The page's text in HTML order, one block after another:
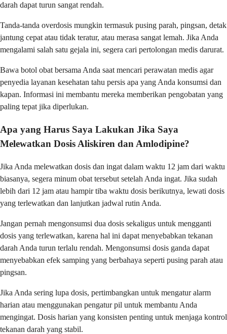
darah dapat turun sangat rendah.
Tanda-tanda overdosis mungkin termasuk pusing parah, pingsan, detak
jantung cepat atau tidak teratur, atau merasa sangat lemah. Jika Anda
mengalami salah satu gejala ini, segera cari pertolongan medis darurat.
Bawa botol obat bersama Anda saat mencari perawatan medis agar
penyedia layanan kesehatan tahu persis apa yang Anda konsumsi dan
kapan. Informasi ini membantu mereka memberikan pengobatan yang
paling tepat jika diperlukan.
Apa yang Harus Saya Lakukan Jika Saya
Melewatkan Dosis Aliskiren dan Amlodipine?
Jika Anda melewatkan dosis dan ingat dalam waktu 12 jam dari waktu
biasanya, segera minum obat tersebut setelah Anda ingat. Jika sudah
lebih dari 12 jam atau hampir tiba waktu dosis berikutnya, lewati dosis
yang terlewatkan dan lanjutkan jadwal rutin Anda.
Jangan pernah mengonsumsi dua dosis sekaligus untuk mengganti
dosis yang terlewatkan, karena hal ini dapat menyebabkan tekanan
darah Anda turun terlalu rendah. Mengonsumsi dosis ganda dapat
menyebabkan efek samping yang berbahaya seperti pusing parah atau
pingsan.
Jika Anda sering lupa dosis, pertimbangkan untuk mengatur alarm
harian atau menggunakan pengatur pil untuk membantu Anda
mengingat. Dosis harian yang konsisten penting untuk menjaga kontrol
tekanan darah yang stabil.